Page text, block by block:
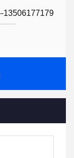
13506177179